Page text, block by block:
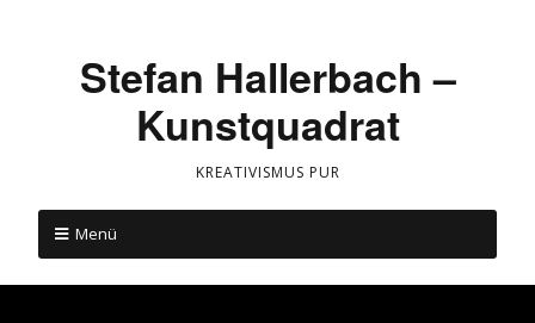
Stefan Hallerbach –
Kunstquadrat
KREATIVISMUS PUR
Menü